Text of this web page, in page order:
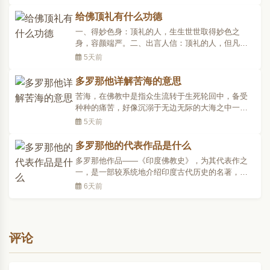
《佛学大辞典》：顶礼，(术语)五体投地以吾顶礼尊
者之足也。归敬仪下曰：“经律文中，多云头面礼
足，或云顶礼..
给佛顶礼有什么功德
一、得妙色身：顶礼的人，生生世世取得妙色之
身，容颜端严。二、出言人信：顶礼的人，但凡你
所说的话都会遭到他人的信赖。三、处众无畏：顶
念：顶礼的人，会得到诸佛菩萨的护念。五、具大
威仪：顶礼的人，不管落发在家，举动如法，并具
有令人生信的威仪。六..
5天前
多罗那他详解苦海的意思
苦海，在佛教中是指众生流转于生死轮回中，备受
种种的痛苦，好像沉溺于无边无际的大海之中一
样，并不是真的大海。《法华经·寿量品》谓：“我见
之中，就是由于六根不曾清净，自从无始以来的一
切罪业均由六根所造，比如眼根贪色、耳根贪声、
鼻根贪香、舌..
5天前
多罗那他的代表作品是什么
多罗那他作品——《印度佛教史》，为其代表作之
一，是一部较系统地介绍印度古代历史的名著，一
向受到国际学术界的重视，已被译成俄文丶德文丶
6天前
评论